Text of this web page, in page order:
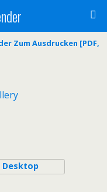
Zum Ausdrucken [PDF,
Desktop